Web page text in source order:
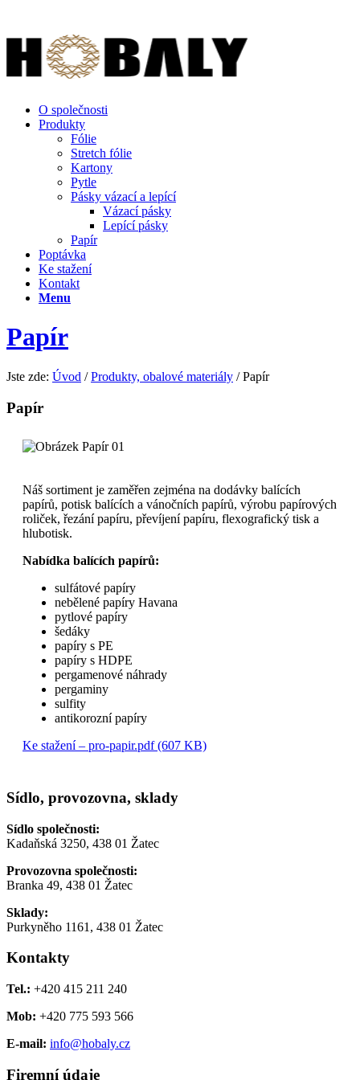
O společnosti
Produkty
Fólie
Stretch fólie
Kartony
Pytle
Pásky vázací a lepící
Vázací pásky
Lepící pásky
Papír
Poptávka
Ke stažení
Kontakt
Menu
Papír
Jste zde: Úvod / Produkty, obalové materiály / Papír
Papír
Náš sortiment je zaměřen zejména na dodávky balících
papírů, potisk balících a vánočních papírů, výrobu papírových
roliček, řezání papíru, převíjení papíru, flexografický tisk a
hlubotisk.
Nabídka balících papírů:
sulfátové papíry
nebělené papíry Havana
pytlové papíry
šedáky
papíry s PE
papíry s HDPE
pergamenové náhrady
pergaminy
sulfity
antikorozní papíry
Ke stažení – pro-papir.pdf (607 KB)
Sídlo, provozovna, sklady
Sídlo společnosti:
Kadaňská 3250, 438 01 Žatec
Provozovna společnosti:
Branka 49, 438 01 Žatec
Sklady:
Purkyněho 1161, 438 01 Žatec
Kontakty
Tel.: +420 415 211 240
Mob: +420 775 593 566
E-mail: info@hobaly.cz
Firemní údaje